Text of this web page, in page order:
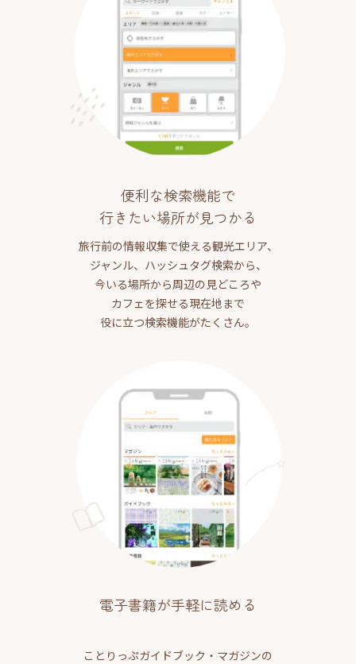
便利な検索機能で
行きたい場所が見つかる
旅行前の情報収集で使える観光エリア、
ジャンル、ハッシュタグ検索から、
今いる場所から周辺の見どころや
カフェを探せる現在地まで
役に立つ検索機能がたくさん。
電子書籍が手軽に読める
ことりっぷガイドブック・マガジンの